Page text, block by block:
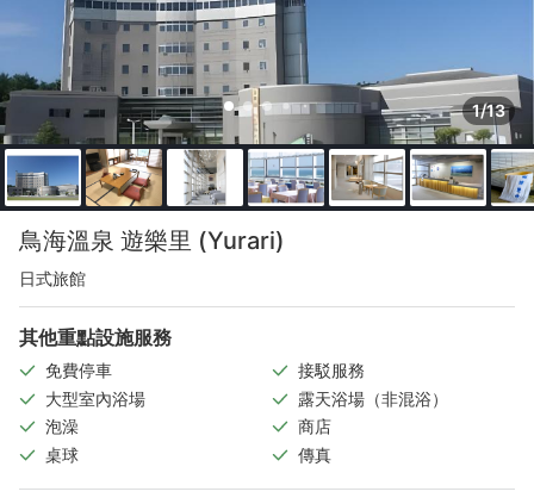
1/13
鳥海溫泉 遊樂里 (Yurari)
日式旅館
其他重點設施服務
免費停車
接駁服務
大型室內浴場
露天浴場（非混浴）
泡澡
商店
桌球
傳真